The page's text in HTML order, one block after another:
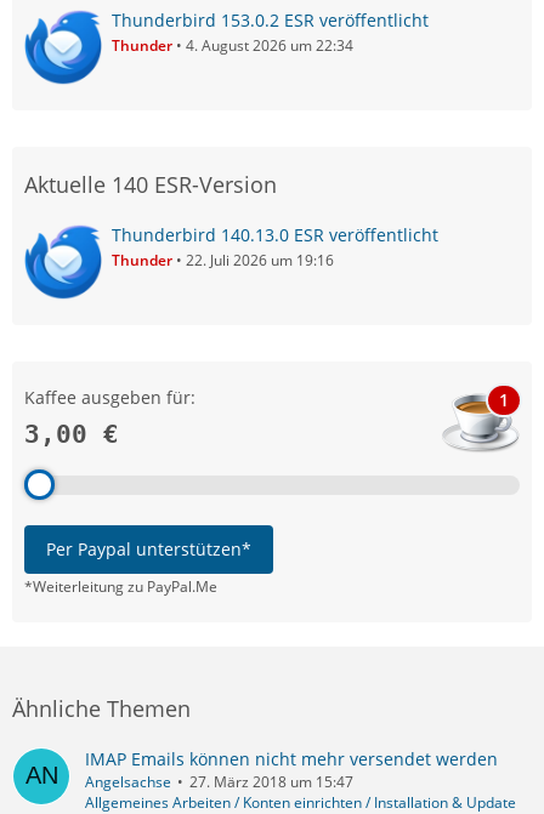
Thunderbird 153.0.2 ESR veröffentlicht
Thunder 4. August 2026 um 22:34
Aktuelle 140 ESR-Version
Thunderbird 140.13.0 ESR veröffentlicht
Thunder 22. Juli 2026 um 19:16
Kaffee ausgeben für:
3,00 €
1
Per Paypal unterstützen*
*Weiterleitung zu PayPal.Me
Ähnliche Themen
IMAP Emails können nicht mehr versendet werden
Angelsachse
27. März 2018 um 15:47
Allgemeines Arbeiten / Konten einrichten / Installation & Update